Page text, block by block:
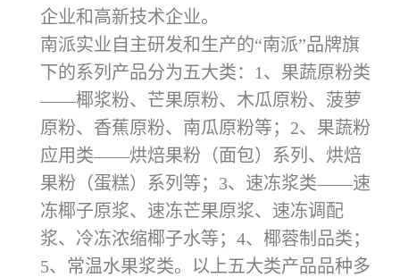
企业和高新技术企业。
南派实业自主研发和生产的“南派”品牌旗
下的系列产品分为五大类：1、果蔬原粉类
——椰浆粉、芒果原粉、木瓜原粉、菠萝
原粉、香蕉原粉、南瓜原粉等；2、果蔬粉
应用类——烘焙果粉（面包）系列、烘焙
果粉（蛋糕）系列等；3、速冻浆类——速
冻椰子原浆、速冻芒果原浆、速冻调配
浆、冷冻浓缩椰子水等；4、椰蓉制品类；
5、常温水果浆类。以上五大类产品品种多